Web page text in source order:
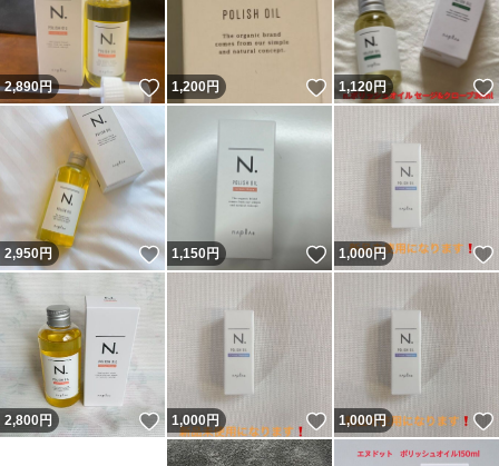
2,890円 いいね！
1,200円 いいね！
1,120円
2,950円 いいね！
1,150円 いいね！
1,000円
2,800円 いいね！
1,000円 いいね！
1,000円